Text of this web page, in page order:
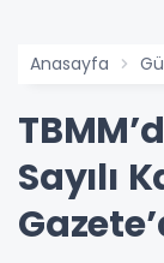
Anasayfa
Sayılı